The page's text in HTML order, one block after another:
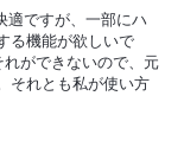
適ですが、一部にハ
る機能が欲しいで
ができないので、元
それとも私が使い方